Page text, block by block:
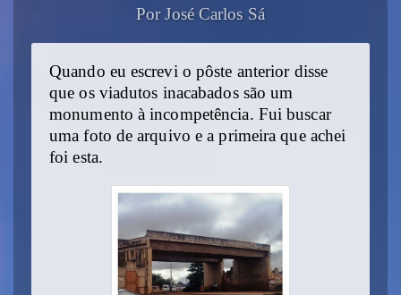
Por José Carlos Sá
Quando eu escrevi o pôste anterior disse
que os viadutos inacabados são um
monumento à incompetência. Fui buscar
uma foto de arquivo e a primeira que achei
foi esta.